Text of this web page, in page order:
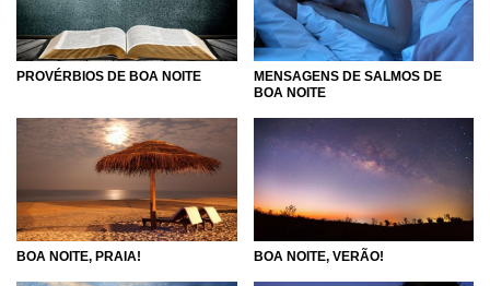
PROVÉRBIOS DE BOA NOITE
MENSAGENS DE SALMOS DE
BOA NOITE
BOA NOITE, PRAIA! BOA NOITE, VERÃO!